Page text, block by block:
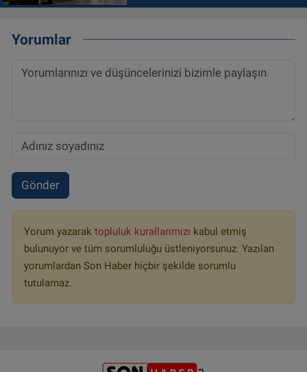
Yorumlar
Gönder
Yorum yazarak topluluk kurallarımızı kabul etmiş
bulunuyor ve tüm sorumluluğu üstleniyorsunuz. Yazılan
yorumlardan Son Haber hiçbir şekilde sorumlu
tutulamaz.